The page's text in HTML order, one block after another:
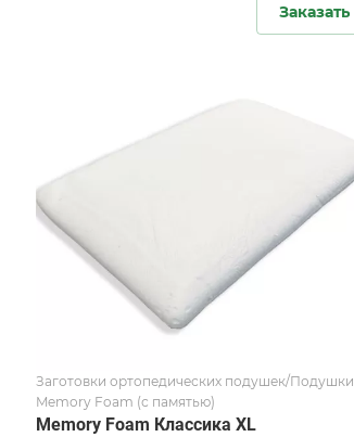
Заказать
Заготовки ортопедических подушек/Подушки
Memory Foam (с памятью)
Memory Foam Классика XL